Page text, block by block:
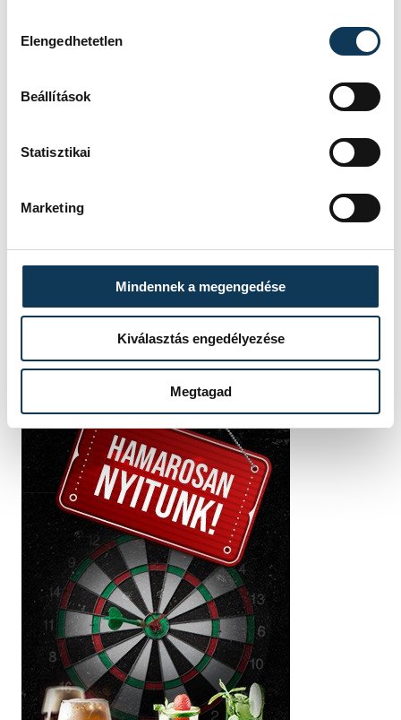
Elengedhetetlen
Beállítások
Statisztikai
Marketing
Mindennek a megengedése
Kiválasztás engedélyezése
Megtagad
sport
vehir.hu